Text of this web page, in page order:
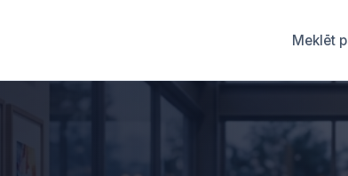
Meklēt